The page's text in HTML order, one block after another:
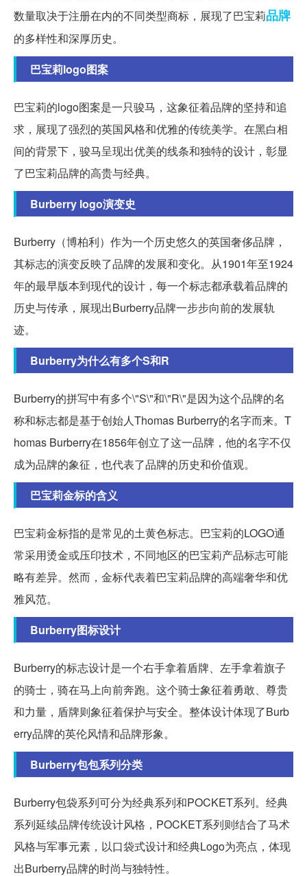
数量取决于注册在内的不同类型商标，展现了巴宝莉品牌
的多样性和深厚历史。
巴宝莉logo图案
巴宝莉的logo图案是一只骏马，这象征着品牌的坚持和追
求，展现了强烈的英国风格和优雅的传统美学。在黑白相
间的背景下，骏马呈现出优美的线条和独特的设计，彰显
了巴宝莉品牌的高贵与经典。
Burberry logo演变史
Burberry（博柏利）作为一个历史悠久的英国奢侈品牌，
其标志的演变反映了品牌的发展和变化。从1901年至1924
年的最早版本到现代的设计，每一个标志都承载着品牌的
历史与传承，展现出Burberry品牌一步步向前的发展轨
迹。
Burberry为什么有多个S和R
Burberry的拼写中有多个\"S\"和\"R\"是因为这个品牌的名
称和标志都是基于创始人Thomas Burberry的名字而来。T
homas Burberry在1856年创立了这一品牌，他的名字不仅
成为品牌的象征，也代表了品牌的历史和价值观。
巴宝莉金标的含义
巴宝莉金标指的是常见的土黄色标志。巴宝莉的LOGO通
常采用烫金或压印技术，不同地区的巴宝莉产品标志可能
略有差异。然而，金标代表着巴宝莉品牌的高端奢华和优
雅风范。
Burberry图标设计
Burberry的标志设计是一个右手拿着盾牌、左手拿着旗子
的骑士，骑在马上向前奔跑。这个骑士象征着勇敢、尊贵
和力量，盾牌则象征着保护与安全。整体设计体现了Burb
erry品牌的英伦风情和品牌形象。
Burberry包包系列分类
Burberry包袋系列可分为经典系列和POCKET系列。经典
系列延续品牌传统设计风格，POCKET系列则结合了马术
风格与军事元素，以口袋式设计和经典Logo为亮点，体现
出Burberry品牌的时尚与独特性。